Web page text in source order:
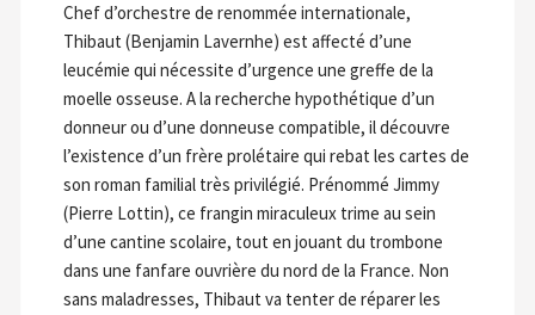
Chef d’orchestre de renommée internationale,
Thibaut (Benjamin Lavernhe) est affecté d’une
leucémie qui nécessite d’urgence une greffe de la
moelle osseuse. A la recherche hypothétique d’un
donneur ou d’une donneuse compatible, il découvre
l’existence d’un frère prolétaire qui rebat les cartes de
son roman familial très privilégié. Prénommé Jimmy
(Pierre Lottin), ce frangin miraculeux trime au sein
d’une cantine scolaire, tout en jouant du trombone
dans une fanfare ouvrière du nord de la France. Non
sans maladresses, Thibaut va tenter de réparer les